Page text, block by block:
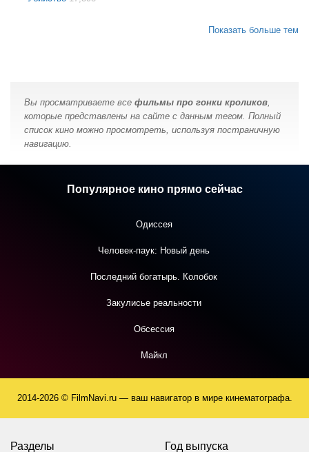
Показать больше тем
Вы просматриваете все фильмы про гонки кроликов,
которые представлены на сайте с данным тегом. Полный
список кино можно просмотреть, используя постраничную
навигацию.
Популярное кино прямо сейчас
Одиссея
Человек-паук: Новый день
Последний богатырь. Колобок
Закулисье реальности
Обсессия
Майкл
2014-2026 © FilmNavi.ru — ваш навигатор в мире кинематографа.
Разделы Год выпуска